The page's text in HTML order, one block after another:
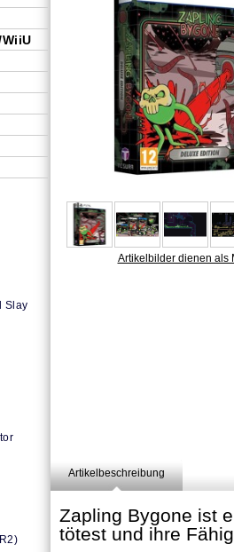
Artikelbilder dienen als
Artikelbeschreibung
Zapling Bygone ist
tötest und ihre
Slay